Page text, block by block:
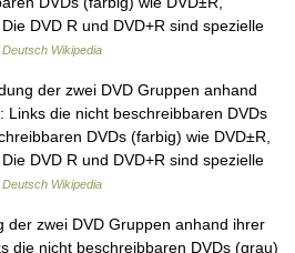
DVD R und DVD+R sind spezielle
Deutsch Wikipedia
der zwei DVD Gruppen anhand
Links die nicht beschreibbaren DVDs
DVDs (farbig) wie DVD±R,
DVD R und DVD+R sind spezielle
Deutsch Wikipedia
zwei DVD Gruppen anhand ihrer
die nicht beschreibbaren DVDs (grau)